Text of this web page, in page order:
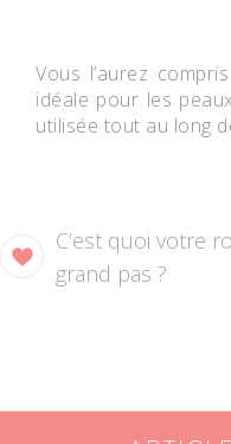
Vous l’aurez
idéale pour les
utilisée tout au long
C’est quoi votre
grand pas ?